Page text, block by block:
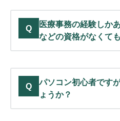
Q
医療事務の経験しか
などの資格がなくて
Q
パソコン初心者です
ょうか？